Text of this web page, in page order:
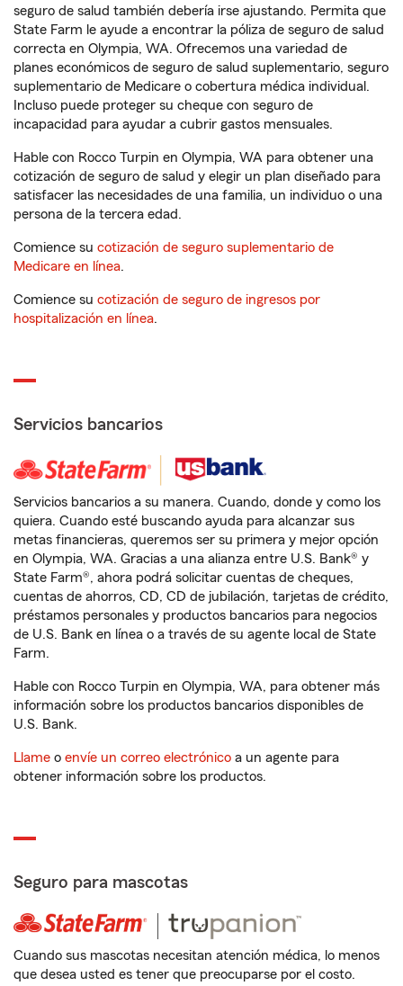
seguro de salud también debería irse ajustando. Permita que
State Farm le ayude a encontrar la póliza de seguro de salud
correcta en Olympia, WA. Ofrecemos una variedad de
planes económicos de seguro de salud suplementario, seguro
suplementario de Medicare o cobertura médica individual.
Incluso puede proteger su cheque con seguro de
incapacidad para ayudar a cubrir gastos mensuales.
Hable con Rocco Turpin en Olympia, WA para obtener una
cotización de seguro de salud y elegir un plan diseñado para
satisfacer las necesidades de una familia, un individuo o una
persona de la tercera edad.
Comience su cotización de seguro suplementario de
Medicare en línea.
Comience su cotización de seguro de ingresos por
hospitalización en línea.
Servicios bancarios
Servicios bancarios a su manera. Cuando, donde y como los
quiera. Cuando esté buscando ayuda para alcanzar sus
metas financieras, queremos ser su primera y mejor opción
en Olympia, WA. Gracias a una alianza entre U.S. Bank® y
State Farm®, ahora podrá solicitar cuentas de cheques,
cuentas de ahorros, CD, CD de jubilación, tarjetas de crédito,
préstamos personales y productos bancarios para negocios
de U.S. Bank en línea o a través de su agente local de State
Farm.
Hable con Rocco Turpin en Olympia, WA, para obtener más
información sobre los productos bancarios disponibles de
U.S. Bank.
Llame o envíe un correo electrónico a un agente para
obtener información sobre los productos.
Seguro para mascotas
Cuando sus mascotas necesitan atención médica, lo menos
que desea usted es tener que preocuparse por el costo.